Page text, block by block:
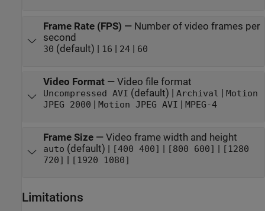
Frame Rate (FPS) — Number of video frames per
second
30 (default) | 16 24| 60
Video Format— Video file format
Uncompressed AVI (default) | Archival
Motion
JPEG 2000
Motion JPEG AVI MPEG-4
Frame Size— Video frame width and height
auto (default) | [400 400] [800 600]
[1280
720]
[1920 1080]
Limitations